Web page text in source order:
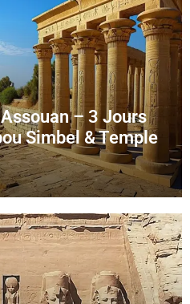
– 3 Jours
Simbel & Temple